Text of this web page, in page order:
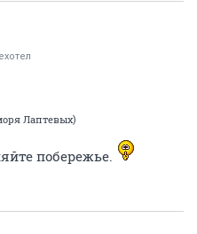
Лаптевых)
побережье.